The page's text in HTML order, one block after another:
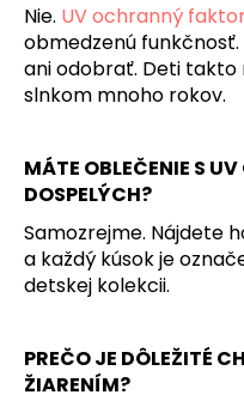
Nie. UV ochranný
obmedzenú
ani odobrať. Deti
slnkom mnoho rokov.
MÁTE OBLEČENIE S
DOSPELÝCH?
Samozrejme. Nájdete
a každý kúsok je
detskej kolekcii.
PREČO JE DÔLEŽITÉ
ŽIARENÍM?